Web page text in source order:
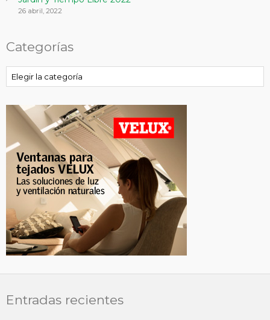
26 abril, 2022
Categorías
Categorías
Entradas recientes